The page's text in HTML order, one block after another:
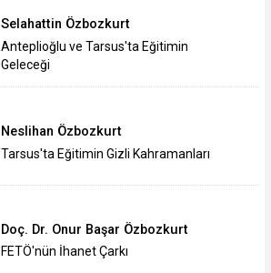
Selahattin Özbozkurt
Anteplioğlu ve Tarsus'ta Eğitimin
Geleceği
Neslihan Özbozkurt
Tarsus'ta Eğitimin Gizli Kahramanları
Doç. Dr. Onur Başar Özbozkurt
FETÖ'nün İhanet Çarkı